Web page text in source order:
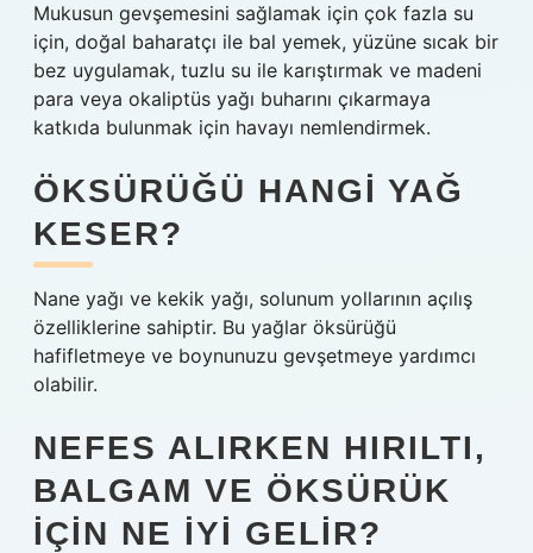
Mukusun gevşemesini sağlamak için çok fazla su
için, doğal baharatçı ile bal yemek, yüzüne sıcak bir
bez uygulamak, tuzlu su ile karıştırmak ve madeni
para veya okaliptüs yağı buharını çıkarmaya
katkıda bulunmak için havayı nemlendirmek.
ÖKSÜRÜĞÜ HANGI YAĞ
KESER?
Nane yağı ve kekik yağı, solunum yollarının açılış
özelliklerine sahiptir. Bu yağlar öksürüğü
hafifletmeye ve boynunuzu gevşetmeye yardımcı
olabilir.
NEFES ALIRKEN HIRILTI,
BALGAM VE ÖKSÜRÜK
IÇIN NE IYI GELIR?